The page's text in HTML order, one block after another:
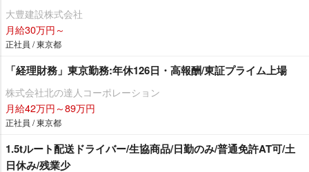
大豊建設株式会社
月給30万円～
正社員 / 東京都
「経理財務」東京勤務:年休126日・高報酬/東証プライム上場
株式会社北の達人コーポレーション
月給42万円～89万円
正社員 / 東京都
1.5tルート配送ドライバー/生協商品/日勤のみ/普通免許AT可/土
日休み/残業少